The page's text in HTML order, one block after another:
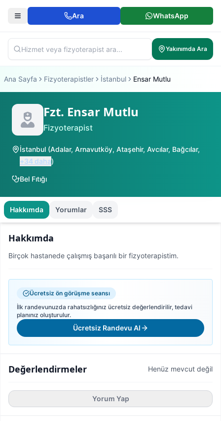
Ara WhatsApp
Yakınımda Ara
Ana Sayfa Fizyoterapistler İstanbul Ensar Mutlu
Fzt. Ensar Mutlu
Fizyoterapist
İstanbul (Adalar, Arnavutköy, Ataşehir, Avcılar, Bağcılar,
+34 daha)
Bel Fıtığı
Hakkımda Yorumlar SSS
Hakkımda
Birçok hastanede çalışmış başarılı bir fizyoterapistim.
Ücretsiz ön görüşme seansı
İlk randevunuzda rahatsızlığınız ücretsiz değerlendirilir, tedavi
planınız oluşturulur.
Ücretsiz Randevu Al
Değerlendirmeler Henüz mevcut değil
Yorum Yap